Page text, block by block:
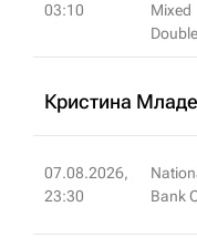
03:10
Mixed
Кристина
07.08.2026,
23:30
Bank